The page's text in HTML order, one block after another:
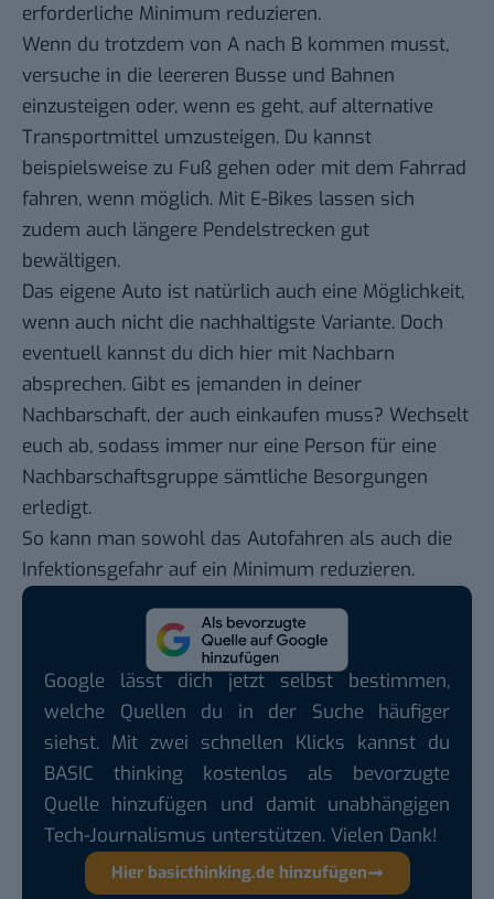
erforderliche Minimum reduzieren.
Wenn du trotzdem von A nach B kommen musst,
versuche in die leereren Busse und Bahnen
einzusteigen oder, wenn es geht, auf alternative
Transportmittel umzusteigen. Du kannst
beispielsweise zu Fuß gehen oder mit dem Fahrrad
fahren, wenn möglich. Mit E-Bikes lassen sich
zudem auch längere Pendelstrecken gut
bewältigen.
Das eigene Auto ist natürlich auch eine Möglichkeit,
wenn auch nicht die nachhaltigste Variante. Doch
eventuell kannst du dich hier mit Nachbarn
absprechen. Gibt es jemanden in deiner
Nachbarschaft, der auch einkaufen muss? Wechselt
euch ab, sodass immer nur eine Person für eine
Nachbarschaftsgruppe sämtliche Besorgungen
erledigt.
So kann man sowohl das Autofahren als auch die
Infektionsgefahr auf ein Minimum reduzieren.
Google lässt dich jetzt selbst bestimmen,
welche Quellen du in der Suche häufiger
siehst. Mit zwei schnellen Klicks kannst du
BASIC thinking kostenlos als bevorzugte
Quelle hinzufügen und damit unabhängigen
Tech-Journalismus unterstützen. Vielen Dank!
Hier basicthinking.de hinzufügen